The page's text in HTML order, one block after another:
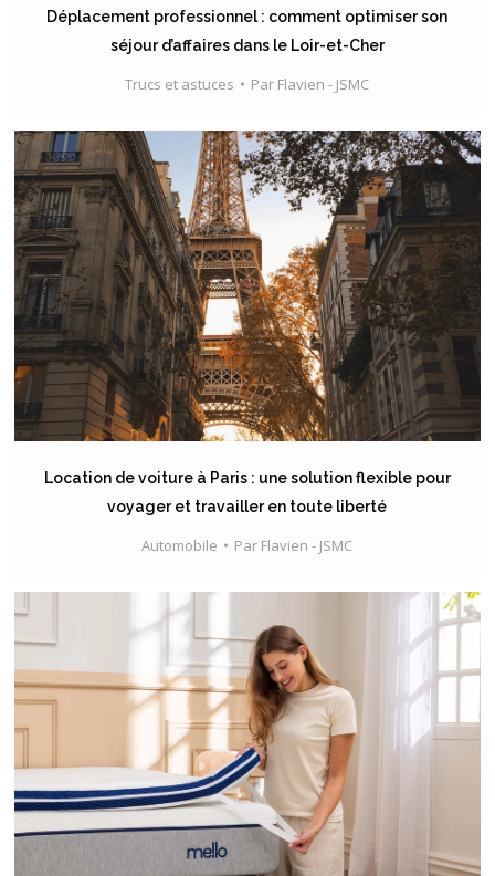
Déplacement professionnel : comment optimiser son
séjour d’affaires dans le Loir-et-Cher
Trucs et astuces Par Flavien - JSMC
Location de voiture à Paris : une solution flexible pour
voyager et travailler en toute liberté
Automobile Par Flavien - JSMC